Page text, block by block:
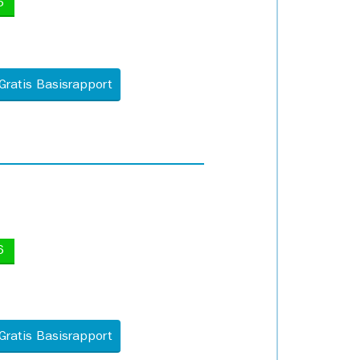
Basisrapport
Basisrapport